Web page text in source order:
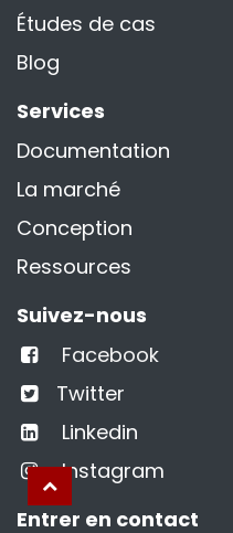
Études de cas
Blog
Services
Documentation
La marché
Conception
Ressources
Suivez-nous
Facebook
Twitter
Linkedin
Instagram
Entrer en contact